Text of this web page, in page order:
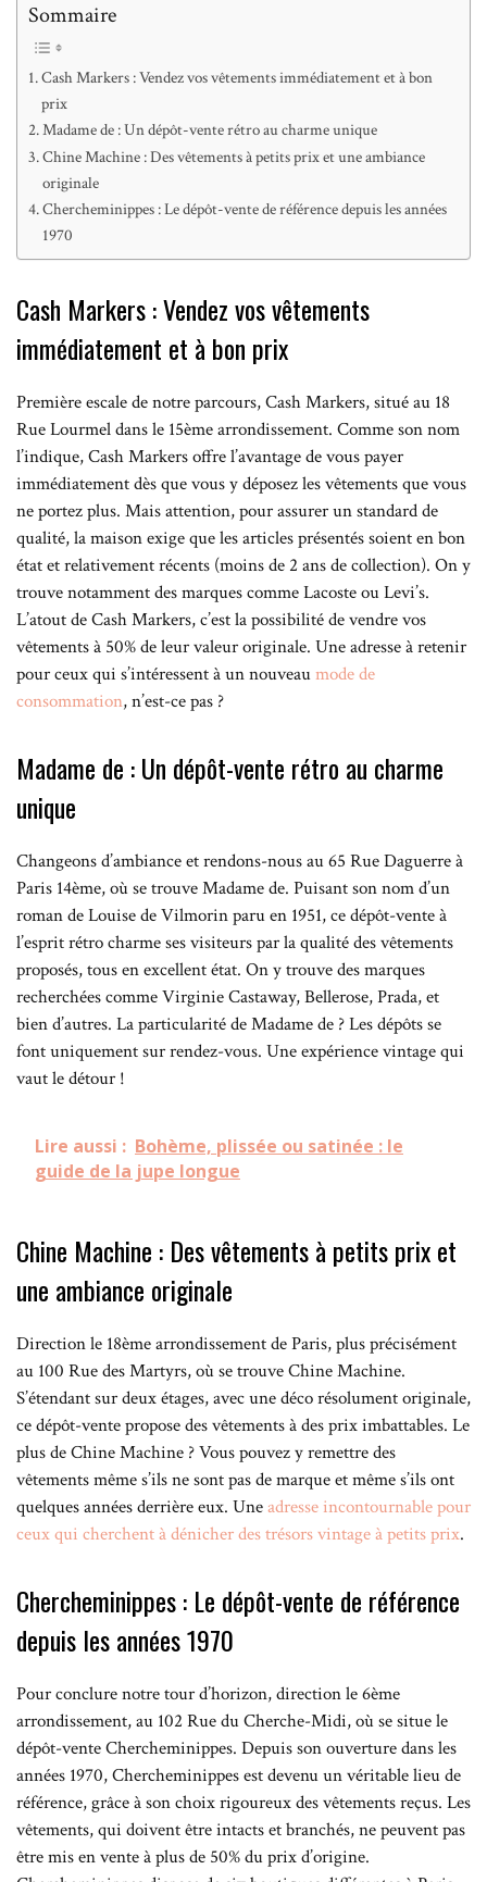
Sommaire
Cash Markers : Vendez vos vêtements immédiatement et à bon
prix
Madame de : Un dépôt-vente rétro au charme unique
Chine Machine : Des vêtements à petits prix et une ambiance
originale
Chercheminippes : Le dépôt-vente de référence depuis les années
1970
Cash Markers : Vendez vos vêtements
immédiatement et à bon prix
Première escale de notre parcours, Cash Markers, situé au 18
Rue Lourmel dans le 15ème arrondissement. Comme son nom
l’indique, Cash Markers offre l’avantage de vous payer
immédiatement dès que vous y déposez les vêtements que vous
ne portez plus. Mais attention, pour assurer un standard de
qualité, la maison exige que les articles présentés soient en bon
état et relativement récents (moins de 2 ans de collection). On y
trouve notamment des marques comme Lacoste ou Levi’s.
L’atout de Cash Markers, c’est la possibilité de vendre vos
vêtements à 50% de leur valeur originale. Une adresse à retenir
pour ceux qui s’intéressent à un nouveaumode de
consommation, n’est-ce pas ?
Madame de : Un dépôt-vente rétro au charme
unique
Changeons d’ambiance et rendons-nous au 65 Rue Daguerre à
Paris 14ème, où se trouve Madame de. Puisant son nom d’un
roman de Louise de Vilmorin paru en 1951, ce dépôt-vente à
l’esprit rétro charme ses visiteurs par la qualité des vêtements
proposés, tous en excellent état. On y trouve des marques
recherchées comme Virginie Castaway, Bellerose, Prada, et
bien d’autres. La particularité de Madame de ? Les dépôts se
font uniquement sur rendez-vous. Une expérience vintage qui
vaut le détour !
Lire aussi : Bohème, plissée ou satinée : le
guide de la jupe longue
Chine Machine : Des vêtements à petits prix et
une ambiance originale
Direction le 18ème arrondissement de Paris, plus précisément
au 100 Rue des Martyrs, où se trouve Chine Machine.
S’étendant sur deux étages, avec une déco résolument originale,
ce dépôt-vente propose des vêtements à des prix imbattables. Le
plus de Chine Machine ? Vous pouvez y remettre des
vêtements même s’ils ne sont pas de marque et même s’ils ont
quelques années derrière eux. Uneadresse incontournable pour
ceux qui cherchent à dénicher des trésors vintage à petits prix.
Chercheminippes : Le dépôt-vente de référence
depuis les années 1970
Pour conclure notre tour d’horizon, direction le 6ème
arrondissement, au 102 Rue du Cherche-Midi, où se situe le
dépôt-vente Chercheminippes. Depuis son ouverture dans les
années 1970, Chercheminippes est devenu un véritable lieu de
référence, grâce à son choix rigoureux des vêtements reçus. Les
vêtements, qui doivent être intacts et branchés, ne peuvent pas
être mis en vente à plus de 50% du prix d’origine.